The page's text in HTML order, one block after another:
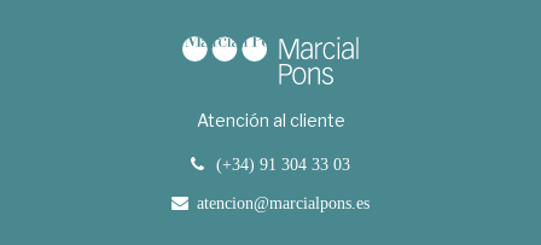
Atención al cliente
(+34) 91 304 33 03
atencion@marcialpons.es